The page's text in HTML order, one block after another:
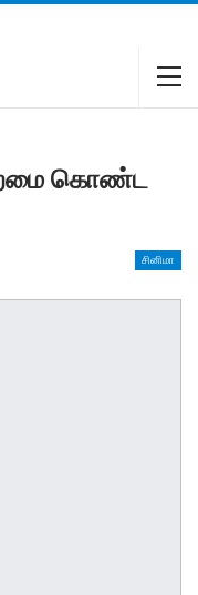
கொண்ட
சினிமா